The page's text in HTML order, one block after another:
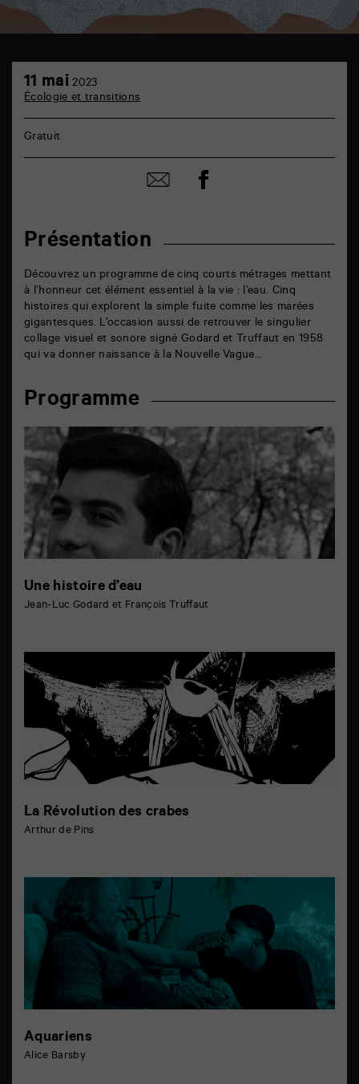
cinéma
86000
Présentation
Découvrez un programme de cinq courts métrages mettant
à l’honneur cet élément essentiel à la vie : l’eau. Cinq
histoires qui explorent la simple fuite comme les marées
gigantesques. L’occasion aussi de retrouver le singulier
collage visuel et sonore signé Godard et Truffaut en 1958
qui va donner naissance à la Nouvelle Vague…
Programme
Une histoire d’eau
Jean-Luc Godard et François Truffaut
La Révolution des crabes
Arthur de Pins
Aquariens
Alice Barsby
11 mai 202311
mai
Écologie et transitions
Gratuit
Partager
par
Partager
sur